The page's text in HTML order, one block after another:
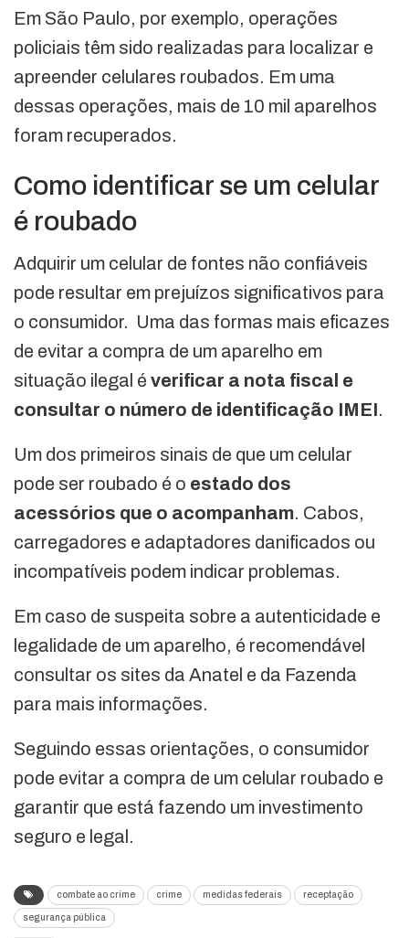
Em São Paulo, por exemplo, operações
policiais têm sido realizadas para localizar e
apreender celulares roubados. Em uma
dessas operações, mais de 10 mil aparelhos
foram recuperados.
Como identificar se um celular
é roubado
Adquirir um celular de fontes não confiáveis
pode resultar em prejuízos significativos para
o consumidor. Uma das formas mais eficazes
de evitar a compra de um aparelho em
situação ilegal é verificar a nota fiscal e
consultar o número de identificação IMEI.
Um dos primeiros sinais de que um celular
pode ser roubado é o estado dos
acessórios que o acompanham. Cabos,
carregadores e adaptadores danificados ou
incompatíveis podem indicar problemas.
Em caso de suspeita sobre a autenticidade e
legalidade de um aparelho, é recomendável
consultar os sites da Anatel e da Fazenda
para mais informações.
Seguindo essas orientações, o consumidor
pode evitar a compra de um celular roubado e
garantir que está fazendo um investimento
seguro e legal.
combate ao crime crime medidas federais receptação
segurança pública